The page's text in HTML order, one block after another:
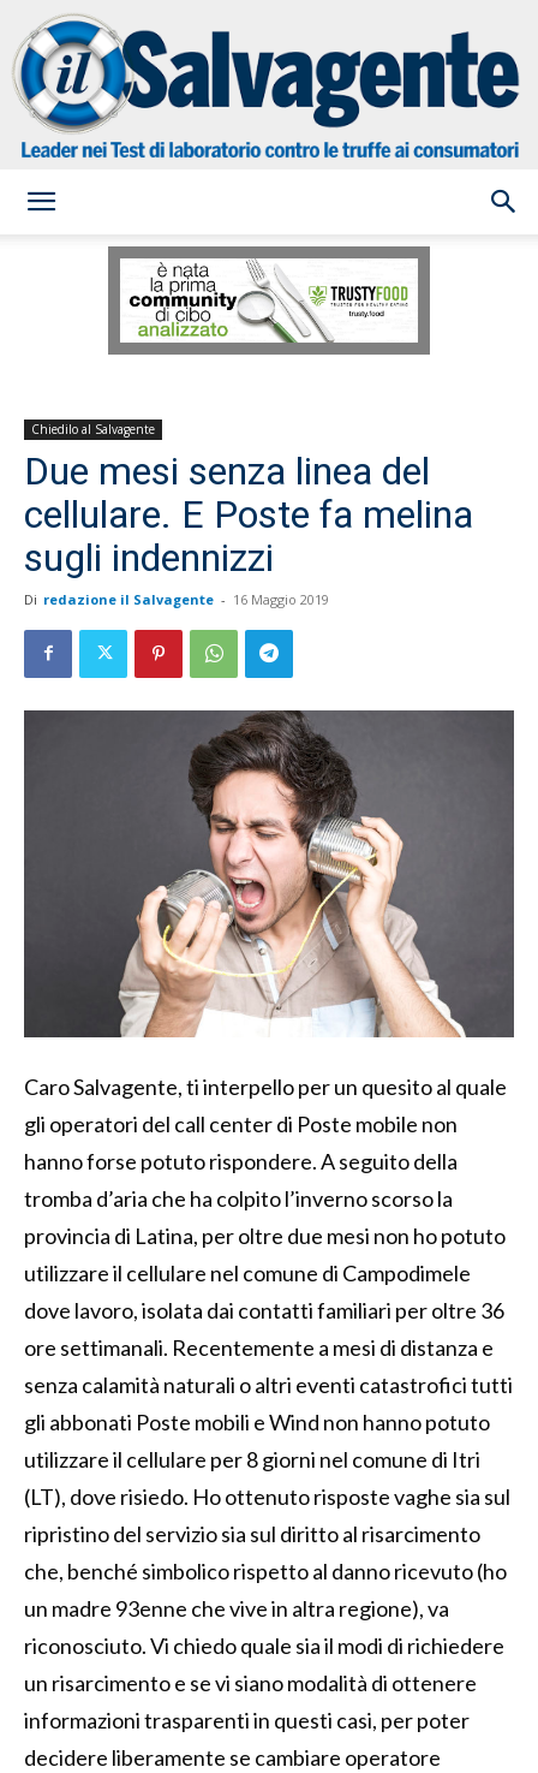
Salvagente
Chiedilo al Salvagente
Due mesi senza linea del
cellulare. E Poste fa melina
sugli indennizzi
Di redazione il Salvagente - 16 Maggio 2019
Caro Salvagente, ti interpello per un quesito al quale
gli operatori del call center di Poste mobile non
hanno forse potuto rispondere. A seguito della
tromba d’aria che ha colpito l’inverno scorso la
provincia di Latina, per oltre due mesi non ho potuto
utilizzare il cellulare nel comune di Campodimele
dove lavoro, isolata dai contatti familiari per oltre 36
ore settimanali. Recentemente a mesi di distanza e
senza calamità naturali o altri eventi catastrofici tutti
gli abbonati Poste mobili e Wind non hanno potuto
utilizzare il cellulare per 8 giorni nel comune di Itri
(LT), dove risiedo. Ho ottenuto risposte vaghe sia sul
ripristino del servizio sia sul diritto al risarcimento
che, benché simbolico rispetto al danno ricevuto (ho
un madre 93enne che vive in altra regione), va
riconosciuto. Vi chiedo quale sia il modi di richiedere
un risarcimento e se vi siano modalità di ottenere
informazioni trasparenti in questi casi, per poter
decidere liberamente se cambiare operatore